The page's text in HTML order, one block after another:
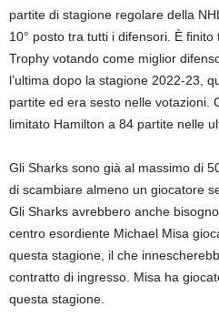
partite di stagione regolare della
10° posto tra tutti i difensori. È
Trophy votando come miglior
l’ultima dopo la stagione 2022-23,
partite ed era sesto nelle votazioni.
limitato Hamilton a 84 partite nelle
Gli Sharks sono già al massimo di
di scambiare almeno un giocatore
Gli Sharks avrebbero anche
centro esordiente Michael Misa
questa stagione, il che
contratto di ingresso. Misa ha
questa stagione.